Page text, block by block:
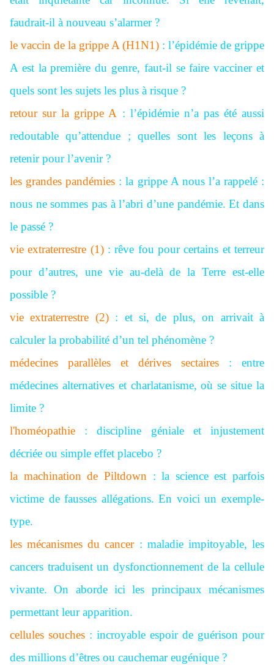
faudrait-il à nouveau s’alarmer ?
le vaccin de la grippe A (H1N1) : l’épidémie de grippe
A est la première du genre, faut-il se faire vacciner et
quels sont les sujets les plus à risque ?
retour sur la grippe A : l’épidémie n’a pas été aussi
redoutable qu’attendue ; quelles sont les leçons à
retenir pour l’avenir ?
les grandes pandémies : la grippe A nous l’a rappelé :
nous ne sommes pas à l’abri d’une pandémie. Et dans
le passé ?
vie extraterrestre (1): rêve fou pour certains et terreur
pour d’autres, une vie au-delà de la Terre est-elle
possible ?
vie extraterrestre (2): et si, de plus, on arrivait à
calculer la probabilité d’un tel phénomène ?
médecines parallèles et dérives sectaires
: entre
médecines alternatives et charlatanisme, où se situe la
limite ?
l'homéopathie
: discipline géniale et injustement
décriée ou simple effet placebo ?
la machination de Piltdown : la science est parfois
victime de fausses allégations. En voici un exemple-
type.
les mécanismes du cancer : maladie impitoyable, les
cancers traduisent un dysfonctionnement de la cellule
vivante. On aborde ici les principaux mécanismes
permettant leur apparition.
cellules souches : incroyable espoir de guérison pour
des millions d’êtres ou cauchemar eugénique ?